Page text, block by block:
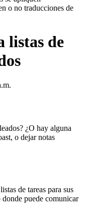
o no traducciones de
listas de
¿O hay alguna
o dejar notas
de tareas para sus
donde puede comunicar